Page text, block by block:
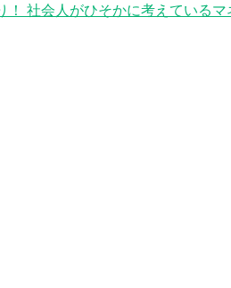
！ 社会人がひそかに考えている